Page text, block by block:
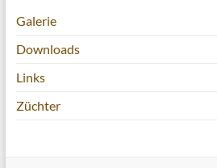
Galerie
Downloads
Links
Züchter